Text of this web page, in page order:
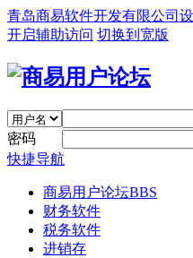
青岛商易软件开发有限公司
开启辅助访问 切换到宽版
密码
快捷导航
商易用户论坛BBS
财务软件
税务软件
进销存